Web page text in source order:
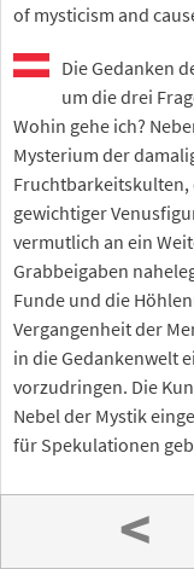
of mysticism and
Die Gedanken
um die drei
Wohin gehe ich?
Mysterium der
gewichtiger
vermutlich an ein
Grabbeigaben
Funde und die
Vergangenheit der
in die Gedankenwelt
vorzudringen. Die
Nebel der Mystik
für Spekulationen
<